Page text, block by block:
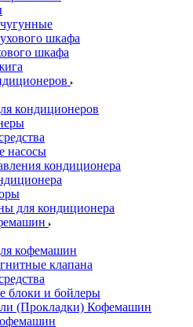
шкафа
шкафа
кондиционеров
насосы
кондиционера
для кондиционера
кофемашин
клапана
блоки и бойлеры
(Прокладки) Кофемашин